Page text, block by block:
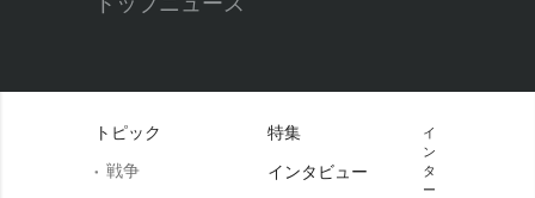
トピック
戦争
特集
インタビュー
イ
ン
タ
ー